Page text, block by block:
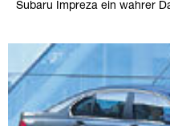
Subaru Impreza ein wahrer